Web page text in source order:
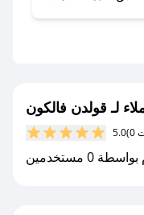
كل مشترياتك مع
لـ قولدن فالكون
5.0